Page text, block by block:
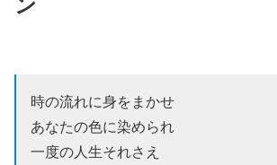
時の流れに身をまかせ
あなたの色に染められ
一度の人生それさえ